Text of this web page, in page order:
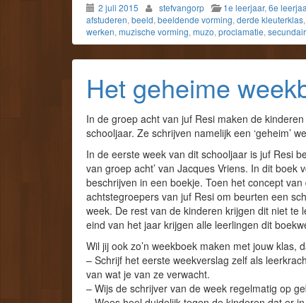
2 juli 2015 stefvangorp 1e leerjaar, 6e
afstuderen, beeld, beeldende vorming, derde kleuterklas,
werken, muzische vorming, muzo, proclamatie, secundair,
Het geheime
In de groep acht van juf Resi maken de
schooljaar. Ze schrijven namelijk een ‘geheim’
In de eerste week van dit schooljaar is juf Resi
van groep acht’ van Jacques Vriens. In dit
beschrijven in een boekje. Toen het concept
achtstegroepers van juf Resi om beurten een
week. De rest van de kinderen krijgen dit niet
eind van het jaar krijgen alle leerlingen dit
Wil jij ook zo’n weekboek maken met jouw klas,
– Schrijf het eerste weekverslag zelf als
van wat je van ze verwacht.
– Wijs de schrijver van de week regelmatig op